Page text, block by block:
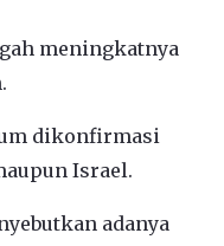
meningkatnya
dikonfirmasi
Israel.
adanya